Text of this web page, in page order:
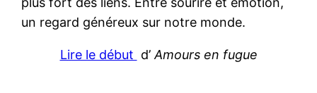
un regard généreux sur notre monde.
Lire le début d’Amours en fugue